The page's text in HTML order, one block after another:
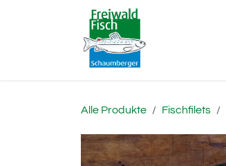
Zum Inhalt springen
Alle Produkte Fischfilets